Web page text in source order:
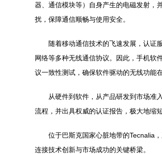
器、通信模块等）自身产生的电磁发射，
扰，保障通信顺畅与使用安全。
随着移动通信技术的飞速发展，认证
网络等多种无线通信协议。因此，手机软
议一致性测试，确保软件驱动的无线功能
从硬件到软件，从产品研发到市场准
流程，并出具权威的认证报告，极大地缩
位于巴斯克国家心脏地带的Tecnalia
连接技术创新与市场成功的关键桥梁。